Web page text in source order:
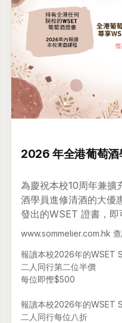
2026 年全港葡萄
為慶祝本校10周年兼擴
酒學員進修清酒的大優
發出的WSET 證書，即
www.sommelier.com.hk
報讀本校2026年的WSET
二人同行第二位半價
每位即慳$500
報讀本校2026年的WSET
二人同行每位八折